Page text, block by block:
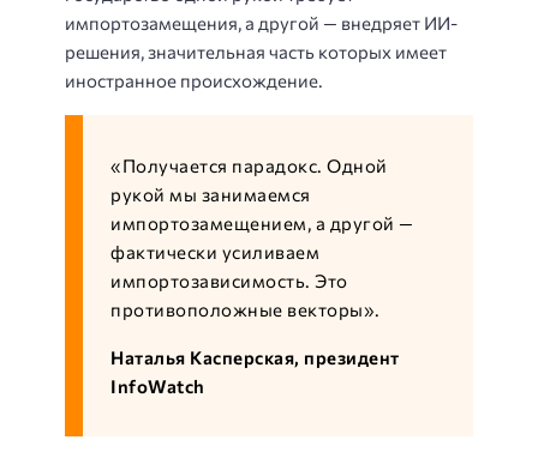
импортозамещения, а другой — внедряет ИИ-
решения, значительная часть которых имеет
иностранное происхождение.
«Получается парадокс. Одной
рукой мы занимаемся
импортозамещением, а другой —
фактически усиливаем
импортозависимость. Это
противоположные векторы».
Наталья Касперская, президент
InfoWatch